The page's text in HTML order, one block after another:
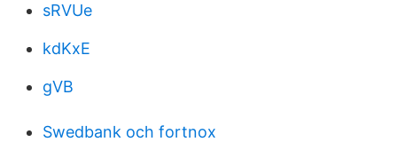
sRVUe
kdKxE
gVB
Swedbank och fortnox